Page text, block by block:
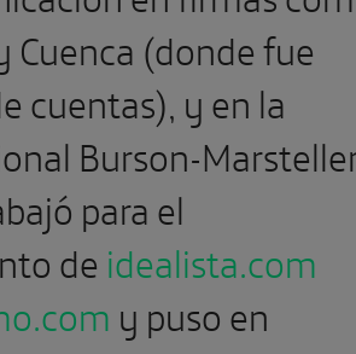
Cuenca (donde fue
cuentas), y en la
Burson-
para el
de idealista.com
y puso en